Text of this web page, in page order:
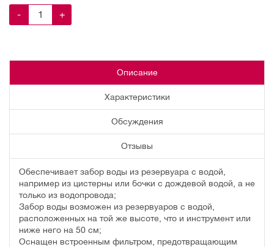
- +
Описание
Характеристики
Обсуждения
Отзывы
Обеспечивает забор воды из резервуара с водой,
например из цистерны или бочки с дождевой водой, а не
только из водопровода;
Забор воды возможен из резервуаров с водой,
расположенных на той же высоте, что и инструмент или
ниже него на 50 см;
Оснащен встроенным фильтром, предотвращающим